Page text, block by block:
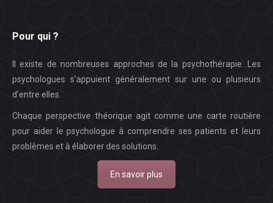
Pour qui ?
Il existe de nombreuses approches de la psychothérapie. Les
psychologues s’appuient généralement sur une ou plusieurs
d’entre elles.
Chaque perspective théorique agit comme une carte routière
pour aider le psychologue à comprendre ses patients et leurs
problèmes et à élaborer des solutions.
En savoir plus